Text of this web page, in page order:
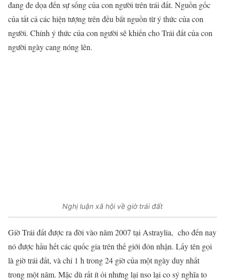
đang đe dọa đến sự sống của con người trên trái đất. Nguồn gốc
của tất cả các hiện tượng trên đều bắt nguồn từ ý thức của con
người. Chính ý thức của con người sẽ khiến cho Trái đất của con
người ngày cang nóng lên.
Nghị luận xã hội về giờ trái đất
Giờ Trái đất được ra đời vào năm 2007 tại Astraylia, cho đến nay
nó được hầu hết các quốc gia trên thế giới đón nhận. Lấy tên gọi
là giờ trái đất, và chỉ 1 h trong 24 giờ của một ngày duy nhất
trong một năm. Mặc dù rất ít ỏi nhưng lại nso lại co sý nghĩa to